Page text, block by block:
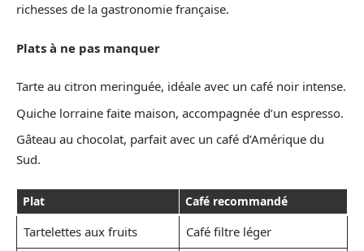
richesses de la gastronomie française.
Plats à ne pas manquer
Tarte au citron meringuée, idéale avec un café noir intense.
Quiche lorraine faite maison, accompagnée d’un espresso.
Gâteau au chocolat, parfait avec un café d’Amérique du
Sud.
Plat Café recommandé
Tartelettes aux fruits
Café filtre léger